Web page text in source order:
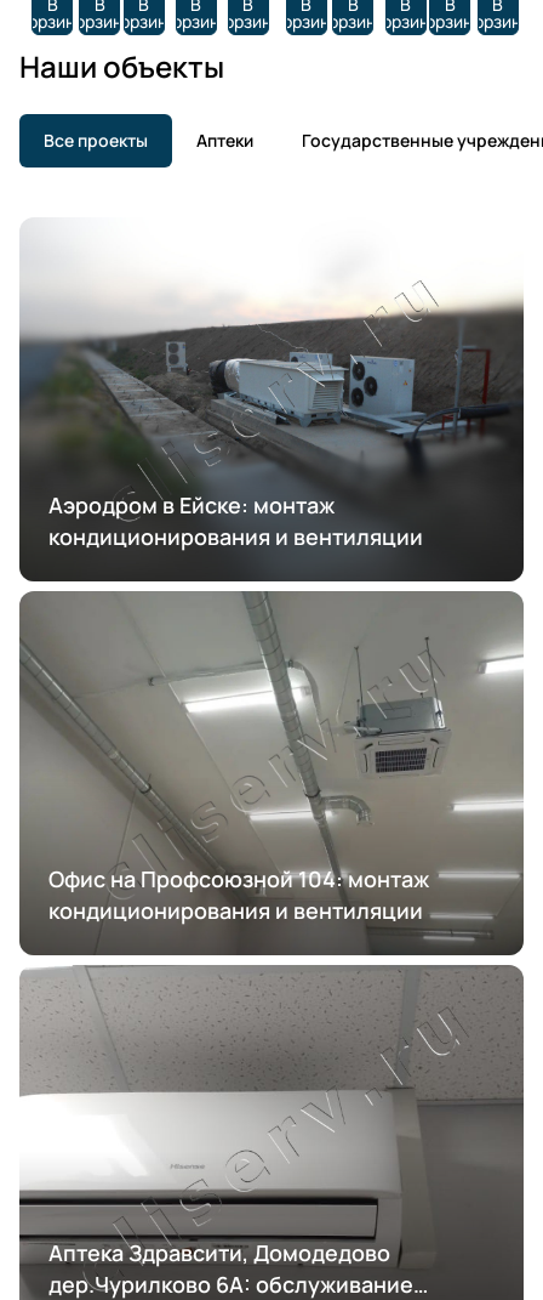
корзинукорзинукорзинукорзинукорзину корзинукорзину корзинукорзинукорзину
Наши объекты
Все проекты Аптеки Государственные
Аэродром в Ейске: монтаж
кондиционирования и вентиляции
Офис на Профсоюзной 104: монтаж
кондиционирования и вентиляции
Аптека Здравсити, Домодедово
дер.Чурилково 6А: обслуживание